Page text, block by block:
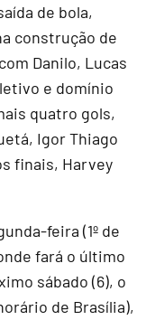
de bola,
construção de
Danilo, Lucas
e domínio
quatro gols,
Igor Thiago
finais, Harvey
feira (1º de
fará o último
sábado (6), o
de Brasília),